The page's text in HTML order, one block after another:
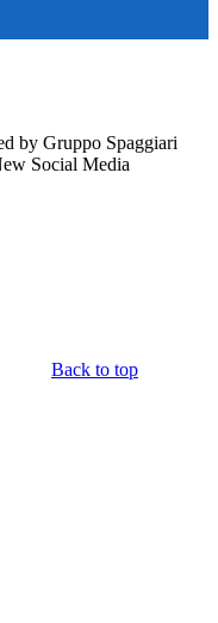
by Gruppo Spaggiari
Social Media
Back to top